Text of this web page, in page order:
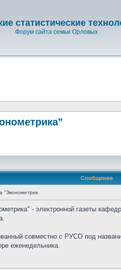
статистические
Форум сайта семьи Орловых
Сообщение
"Эконометрик
- электронной газеты
совместно с РУСО под
еженедельника.